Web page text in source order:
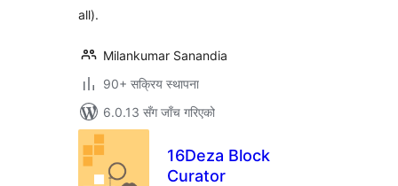
all).
Milankumar Sanandia
90+ सक्रिय स्थापना
6.0.13 सँग जाँच गरिएको
16Deza Block
Curator